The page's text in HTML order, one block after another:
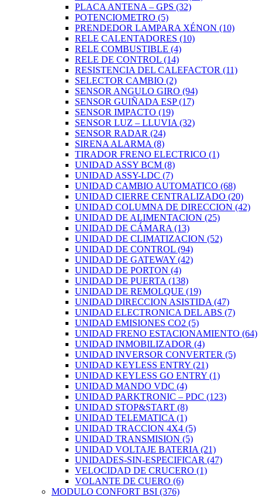
PLACA ANTENA – GPS (32)
POTENCIOMETRO (5)
PRENDEDOR LAMPARA XÉNON (10)
RELE CALENTADORES (10)
RELE COMBUSTIBLE (4)
RELE DE CONTROL (14)
RESISTENCIA DEL CALEFACTOR (11)
SELECTOR CAMBIO (2)
SENSOR ANGULO GIRO (94)
SENSOR GUIÑADA ESP(17)
SENSOR IMPACTO (19)
SENSOR LUZ – LLUVIA (32)
SENSOR RADAR (24)
SIRENA ALARMA (8)
TIRADOR FRENO ELECTRICO (1)
UNIDAD ASSY BCM (8)
UNIDAD ASSY-LDC (7)
UNIDAD CAMBIO AUTOMATICO (68)
UNIDAD CIERRE CENTRALIZADO (20)
UNIDAD COLUMNA DE DIRECCION (42)
UNIDAD DE ALIMENTACION (25)
UNIDAD DE CÁMARA (13)
UNIDAD DE CLIMATIZACION (52)
UNIDAD DE CONTROL (94)
UNIDAD DE GATEWAY (42)
UNIDAD DE PORTON (4)
UNIDAD DE PUERTA (138)
UNIDAD DE REMOLQUE (19)
UNIDAD DIRECCION ASISTIDA (47)
UNIDAD ELECTRONICA DEL ABS (7)
UNIDAD EMISIONES CO2 (5)
UNIDAD FRENO ESTACIONAMIENTO (64)
UNIDAD INMOBILIZADOR (4)
UNIDAD INVERSOR CONVERTER (5)
UNIDAD KEYLESS ENTRY (21)
UNIDAD KEYLESS GO ENTRY (1)
UNIDAD MANDO VDC (4)
UNIDAD PARKTRONIC – PDC (123)
UNIDAD STOP&START (8)
UNIDAD TELEMATICA (1)
UNIDAD TRACCION 4X4 (5)
UNIDAD TRANSMISION (5)
UNIDAD VOLTAJE BATERIA (21)
UNIDADES-SIN-ESPECIFICAR (47)
VELOCIDAD DE CRUCERO (1)
VOLANTE DE CUERO (6)
MODULO CONFORT BSI (376)